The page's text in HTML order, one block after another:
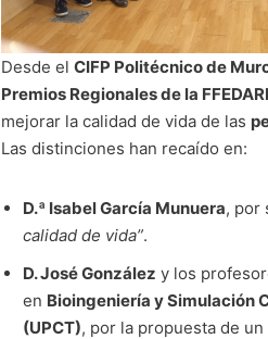
Desde el CIFP Politécnico de
Premios Regionales de la
mejorar la calidad de vida de las
Las distinciones han recaído en:
D.ª Isabel García Munuera, por
calidad de vida”.
D. José González y los
en Bioingeniería y Simulación
(UPCT), por la propuesta de un